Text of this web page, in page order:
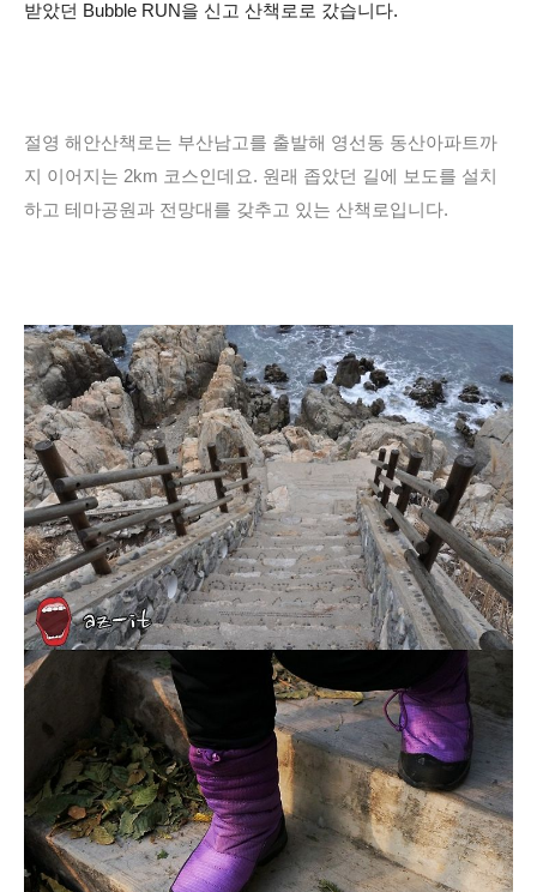
받았던 Bubble RUN을 신고 산책로로 갔습니다.
절영 해안산책로는 부산남고를 출발해 영선동 동산아파트까
지 이어지는 2km 코스인데요. 원래 좁았던 길에 보도를 설치
하고 테마공원과 전망대를 갖추고 있는 산책로입니다.